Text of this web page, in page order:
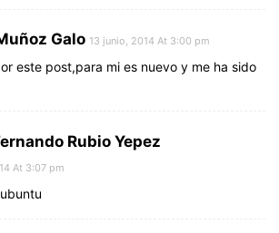
Galo 13 junio, 2014 At 3:00 pm
este post,para mi es nuevo y me ha sido
Rubio Yepez
At 3:07 pm